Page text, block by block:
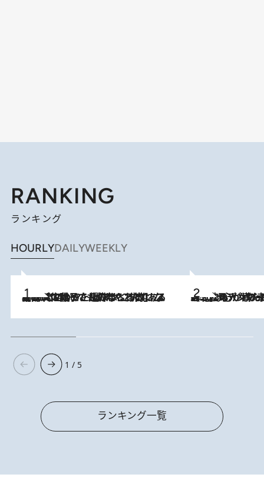
RANKING
ランキング
HOURLYDAILYWEEKLY
2026.8.5
【阿川佐和子さんの年とる力】なぜ70代で始めた趣味は“こんなに楽しい”のか？ ピアノ、俳句…スランプに陥っても続けられる“ある秘訣”とは 2026.8.8
《北欧の人々の幸福度が高いのは…》元デンマーク親善大使が出会った“心が満たされる暮らし”「いいかげんにヒュッゲしなさい！」
1 / 5
ランキング一覧